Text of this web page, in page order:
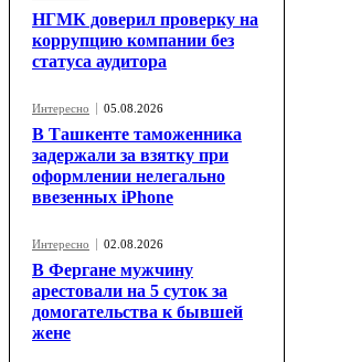
НГМК доверил проверку на
коррупцию компании без
статуса аудитора
Интересно 05.08.2026
В Ташкенте таможенника
задержали за взятку при
оформлении нелегально
ввезенных iPhone
Интересно 02.08.2026
В Фергане мужчину
арестовали на 5 суток за
домогательства к бывшей
жене